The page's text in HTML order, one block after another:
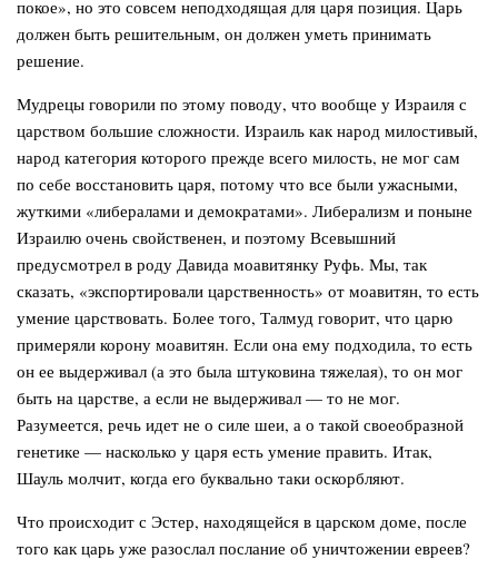
покое», но это совсем неподходящая для царя позиция. Царь
должен быть решительным, он должен уметь принимать
решение.
Мудрецы говорили по этому поводу, что вообще у Израиля с
царством большие сложности. Израиль как народ милостивый,
народ категория которого прежде всего милость, не мог сам
по себе восстановить царя, потому что все были ужасными,
жуткими «либералами и демократами». Либерализм и поныне
Израилю очень свойственен, и поэтому Всевышний
предусмотрел в роду Давида моавитянку Руфь. Мы, так
сказать, «экспортировали царственность» от моавитян, то есть
умение царствовать. Более того, Талмуд говорит, что царю
примеряли корону моавитян. Если она ему подходила, то есть
он ее выдерживал (а это была штуковина тяжелая), то он мог
быть на царстве, а если не выдерживал — то не мог.
Разумеется, речь идет не о силе шеи, а о такой своеобразной
генетике — насколько у царя есть умение править. Итак,
Шауль молчит, когда его буквально таки оскорбляют.
Что происходит с Эстер, находящейся в царском доме, после
того как царь уже разослал послание об уничтожении евреев?